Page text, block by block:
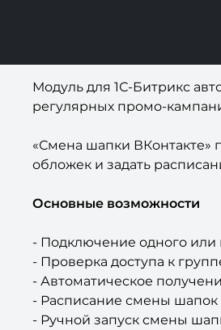
Модуль для 1С-Битрикс
регулярных промо-
«Смена шапки ВКонтакте»
обложек и задать
Основные возможности
- Подключение одного или
- Проверка доступа к
- Автоматическое
- Расписание смены
- Ручной запуск смены